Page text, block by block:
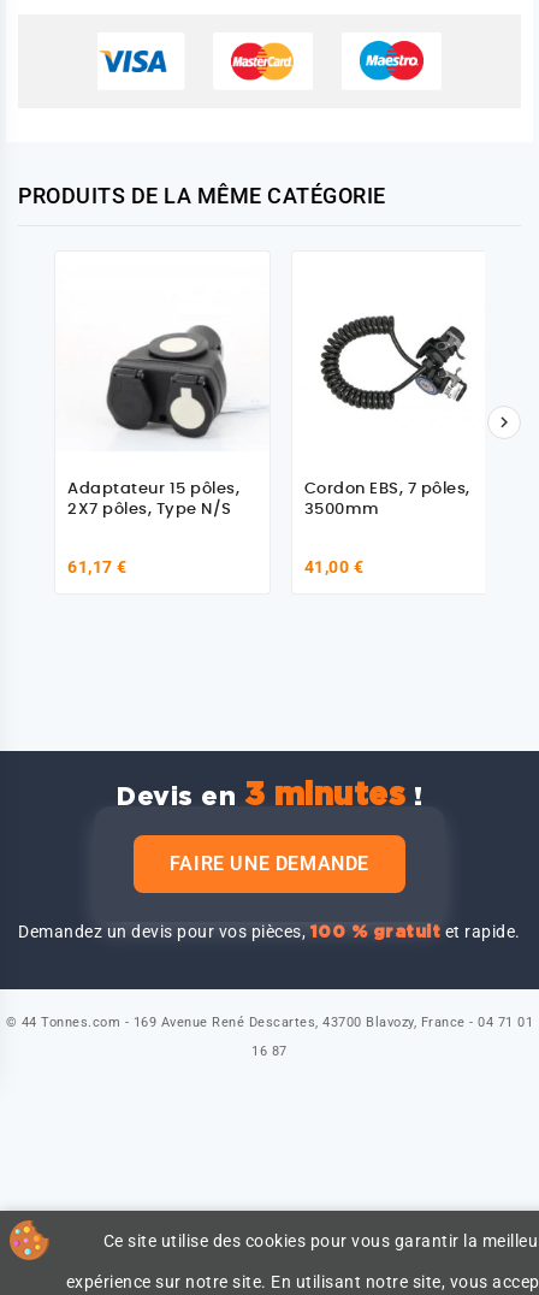
PRODUITS DE LA MÊME CATÉGORIE
Adaptateur 15 pôles,
2X7 pôles, Type N/S
61,17 €
Cordon EBS, 7 pôles,
3500mm
41,00 €

Devis en 3 minutes !
FAIRE UNE DEMANDE
Demandez un devis pour vos pièces,100 % gratuit et rapide.
Ce site utilise des cookies pour vous garantir la
expérience sur notre site. En utilisant notre site, vous
© 44 Tonnes.com - 169 Avenue René Descartes, 43700 Blavozy, France - 04 71 01
16 87